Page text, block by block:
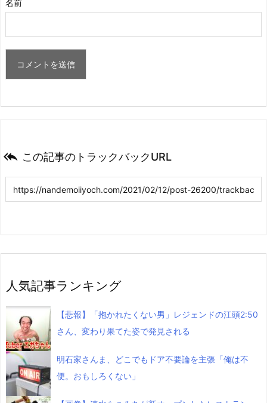
名前
 この記事のトラックバックURL
人気記事ランキング
【悲報】「抱かれたくない男」レジェンドの江頭2:50
さん、変わり果てた姿で発見される
明石家さんま、どこでもドア不要論を主張「俺は不
便。おもしろくない」